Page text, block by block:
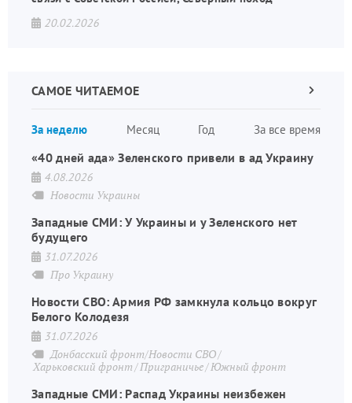
20.02.2026
САМОЕ ЧИТАЕМОЕ
За неделю Месяц Год За все время
Следующая
«40 дней ада» Зеленского привели в ад Украину
4.08.2026
Новости Украины
Западные СМИ: У Украины и у Зеленского нет
будущего
31.07.2026
Про Украину
Новости СВО: Армия РФ замкнула кольцо вокруг
Белого Колодезя
31.07.2026
Донбасский фронт/Новости СВО
Харьковский фронт Приграничье Южный фронт
Западные СМИ: Распад Украины неизбежен